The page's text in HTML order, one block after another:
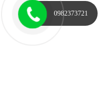
0982373721